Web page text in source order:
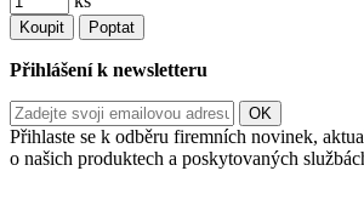
Koupit Poptat
Přihlášení k newsletteru
Přihlaste se k odběru firemních novinek,
o našich produktech a poskytovaných